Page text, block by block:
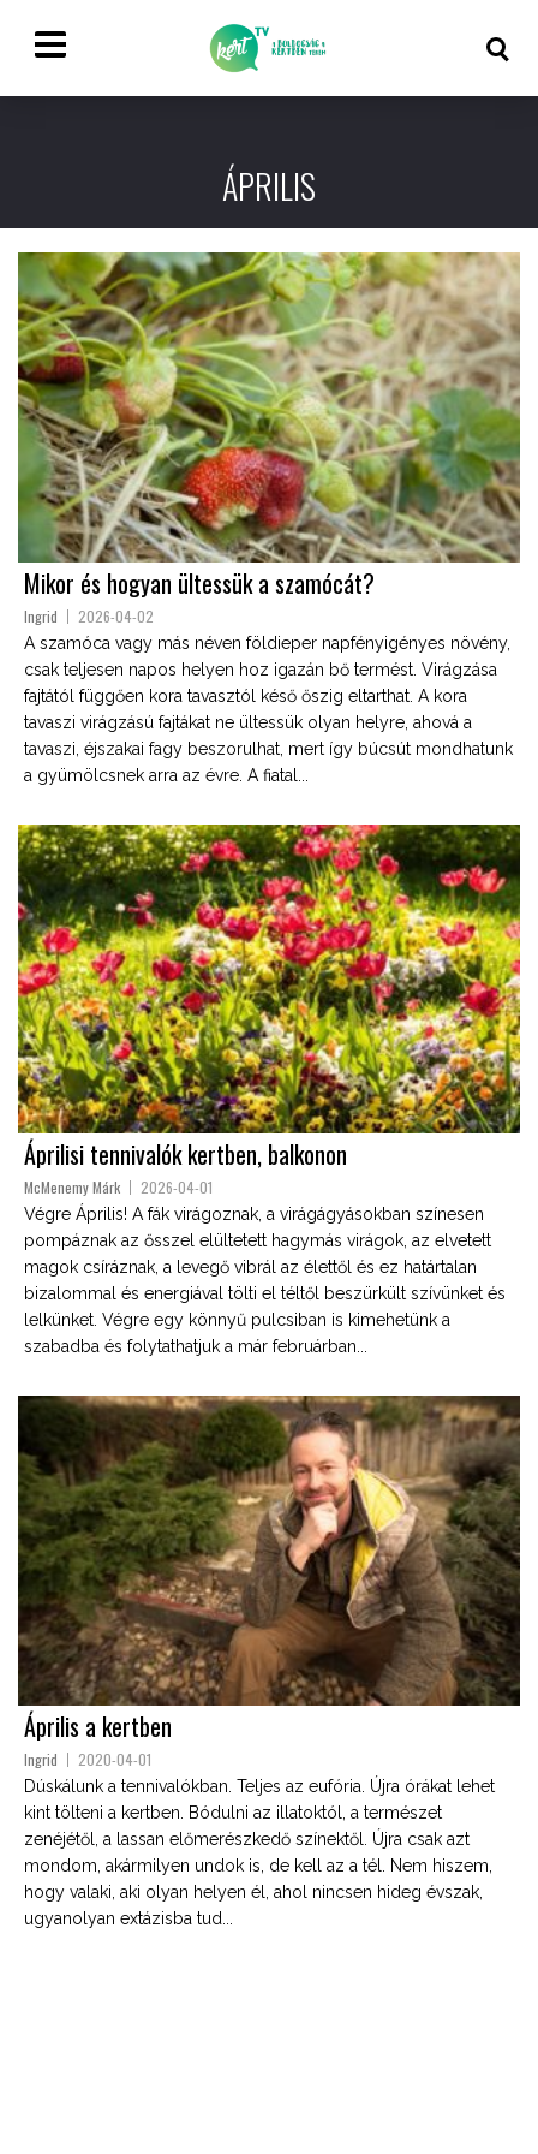
ÁPRILIS
Mikor és hogyan ültessük a szamócát?
Ingrid 2026-04-02
A szamóca vagy más néven földieper napfényigényes növény,
csak teljesen napos helyen hoz igazán bő termést. Virágzása
fajtától függően kora tavasztól késő őszig eltarthat. A kora
tavaszi virágzású fajtákat ne ültessük olyan helyre, ahová a
tavaszi, éjszakai fagy beszorulhat, mert így búcsút mondhatunk
a gyümölcsnek arra az évre. A fiatal...
Áprilisi tennivalók kertben, balkonon
McMenemy Márk 2026-04-01
Végre Április! A fák virágoznak, a virágágyásokban színesen
pompáznak az ősszel elültetett hagymás virágok, az elvetett
magok csíráznak, a levegő vibrál az élettől és ez határtalan
bizalommal és energiával tölti el téltől beszürkült szívünket és
lelkünket. Végre egy könnyű pulcsiban is kimehetünk a
szabadba és folytathatjuk a már februárban...
Április a kertben
Ingrid 2020-04-01
Dúskálunk a tennivalókban. Teljes az eufória. Újra órákat lehet
kint tölteni a kertben. Bódulni az illatoktól, a természet
zenéjétől, a lassan előmerészkedő színektől. Újra csak azt
mondom, akármilyen undok is, de kell az a tél. Nem hiszem,
hogy valaki, aki olyan helyen él, ahol nincsen hideg évszak,
ugyanolyan extázisba tud...